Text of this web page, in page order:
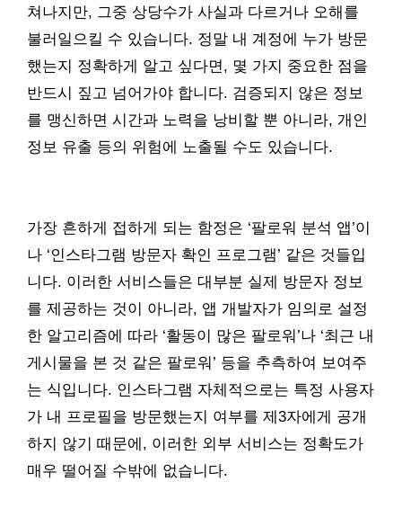
쳐나지만, 그중 상당수가 사실과 다르거나 오해를
불러일으킬 수 있습니다. 정말 내 계정에 누가 방문
했는지 정확하게 알고 싶다면, 몇 가지 중요한 점을
반드시 짚고 넘어가야 합니다. 검증되지 않은 정보
를 맹신하면 시간과 노력을 낭비할 뿐 아니라, 개인
정보 유출 등의 위험에 노출될 수도 있습니다.
가장 흔하게 접하게 되는 함정은 ‘팔로워 분석 앱’이
나 ‘인스타그램 방문자 확인 프로그램’ 같은 것들입
니다. 이러한 서비스들은 대부분 실제 방문자 정보
를 제공하는 것이 아니라, 앱 개발자가 임의로 설정
한 알고리즘에 따라 ‘활동이 많은 팔로워’나 ‘최근 내
게시물을 본 것 같은 팔로워’ 등을 추측하여 보여주
는 식입니다. 인스타그램 자체적으로는 특정 사용자
가 내 프로필을 방문했는지 여부를 제3자에게 공개
하지 않기 때문에, 이러한 외부 서비스는 정확도가
매우 떨어질 수밖에 없습니다.